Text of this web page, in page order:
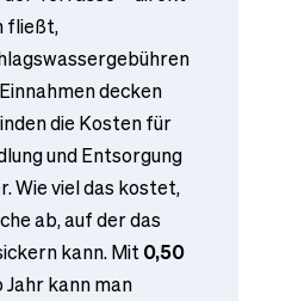
fließt,
decken
die Kosten für
und Entsorgung
Wie viel das kostet,
ab, auf der das
kann. Mit0,50
kann man